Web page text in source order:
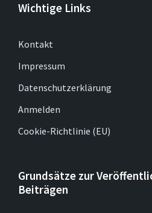
Wichtige Links
Kontakt
Impressum
Datenschutzerklärung
Anmelden
Cookie-Richtlinie (EU)
Grundsätze zur
Beiträgen